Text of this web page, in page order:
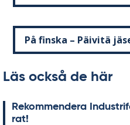
På finska – Päivitä
Läs också de här
Re­kom­men­de­ra
rat!